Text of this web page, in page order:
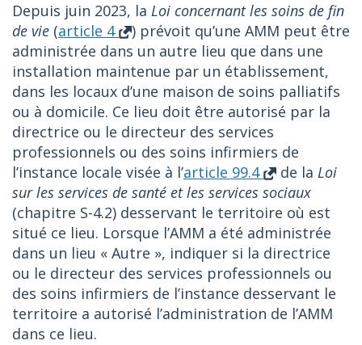
Depuis juin 2023, la Loi concernant les soins de fin
de vie (article 4
) prévoit qu’une AMM peut être
administrée dans un autre lieu que dans une
installation maintenue par un établissement,
dans les locaux d’une maison de soins palliatifs
ou à domicile. Ce lieu doit être autorisé par la
directrice ou le directeur des services
professionnels ou des soins infirmiers de
l’instance locale visée à l’article 99.4 de la Loi
sur les services de santé et les services sociaux
(chapitre S-4.2) desservant le territoire où est
situé ce lieu. Lorsque l’AMM a été administrée
dans un lieu « Autre », indiquer si la directrice
ou le directeur des services professionnels ou
des soins infirmiers de l’instance desservant le
territoire a autorisé l’administration de l’AMM
dans ce lieu.